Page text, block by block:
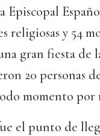
religiosas y 54
gran fiesta de
20 personas
momento
el punto de